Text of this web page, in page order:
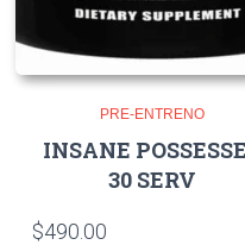
PRE-ENTRENO
INSANE
30 SERV
$490.00